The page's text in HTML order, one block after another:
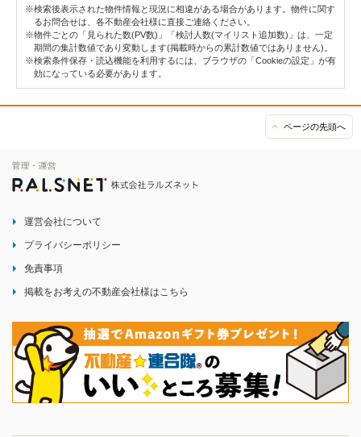
※検索後表示された物件情報と現況に相違がある場合があります。物件に関す
るお問合せは、各不動産会社様に直接ご連絡ください。
※物件ごとの「見られた数(PV数)」「検討人数(マイリスト追加数)」は、一定
期間の集計数値であり変動します(掲載時からの累計数値ではありません)。
※検索条件保存・読込機能を利用するには、ブラウザの「Cookieの設定」が有
効になっている必要があります。
ページの先頭へ
運営会社について
プライバシーポリシー
免責事項
掲載をお考えの不動産会社様はこちら